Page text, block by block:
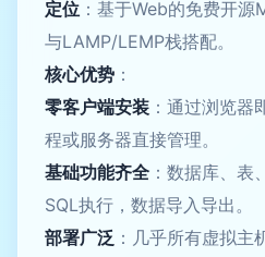
定位 ：基于Web的免费开
与LAMP/LEMP栈搭配。
核心优势 ：
零客户端安装 ：通过浏览器
程或服务器直接管理。
基础功能齐全 ：数据库、表
SQL执行，数据导入导出。
部署广泛 ：几乎所有虚拟主